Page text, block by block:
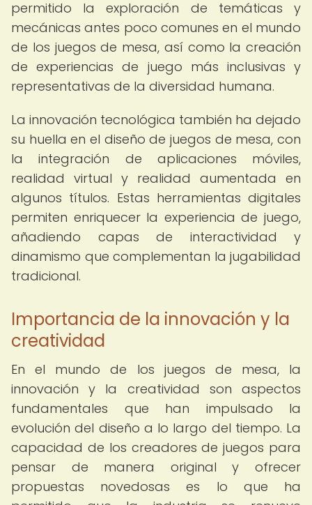
permitido la exploración de temáticas y
mecánicas antes poco comunes en el mundo
de los juegos de mesa, así como la creación
de experiencias de juego más inclusivas y
representativas de la diversidad humana.
La innovación tecnológica también ha dejado
su huella en el diseño de juegos de mesa, con
la integración de aplicaciones móviles,
realidad virtual y realidad aumentada en
algunos títulos. Estas herramientas digitales
permiten enriquecer la experiencia de juego,
añadiendo capas de interactividad y
dinamismo que complementan la jugabilidad
tradicional.
Importancia de la innovación y la
creatividad
En el mundo de los juegos de mesa, la
innovación y la creatividad son aspectos
fundamentales que han impulsado la
evolución del diseño a lo largo del tiempo. La
capacidad de los creadores de juegos para
pensar de manera original y ofrecer
propuestas novedosas es lo que ha